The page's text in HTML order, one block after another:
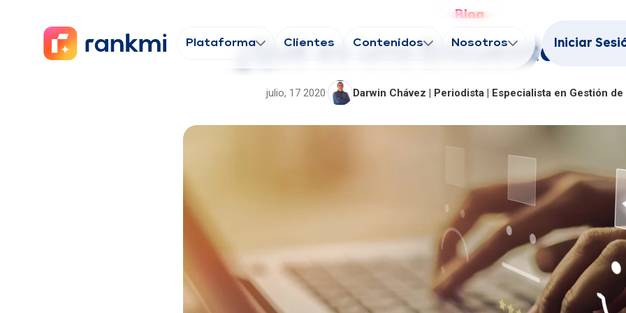
Plataforma Clientes Contenidos Nosotros Iniciar
Blog
¿Qué es una Encuesta de
julio, 17 2020· Darwin Chávez | Periodista | Especialista en Gestión